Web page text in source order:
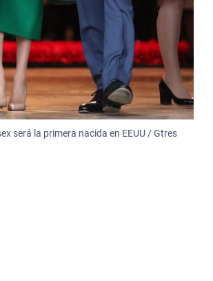
será la primera nacida en EEUU / Gtres